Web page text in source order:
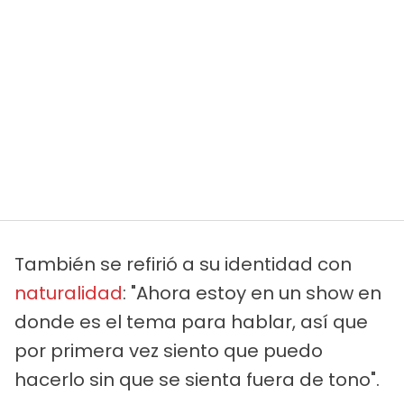
También se refirió a su identidad con
naturalidad: "Ahora estoy en un show en
donde es el tema para hablar, así que
por primera vez siento que puedo
hacerlo sin que se sienta fuera de tono".